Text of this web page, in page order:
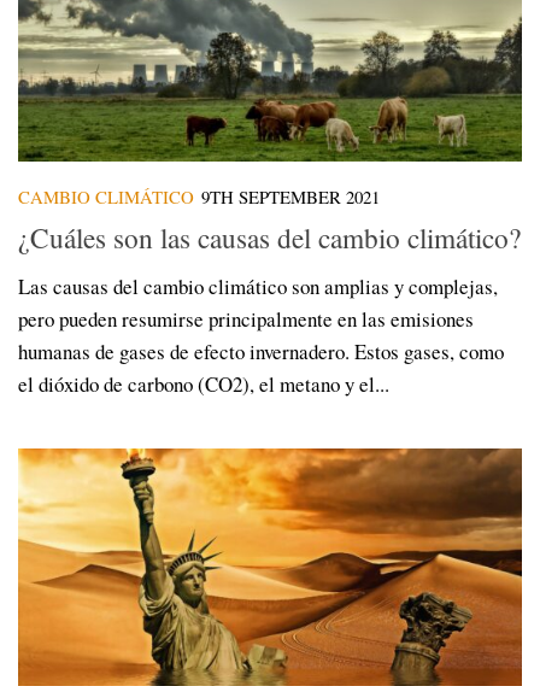
CAMBIO CLIMÁTICO 9TH SEPTEMBER 2021
¿Cuáles son las causas del cambio climático?
Las causas del cambio climático son amplias y complejas,
pero pueden resumirse principalmente en las emisiones
humanas de gases de efecto invernadero. Estos gases, como
el dióxido de carbono (CO2), el metano y el...